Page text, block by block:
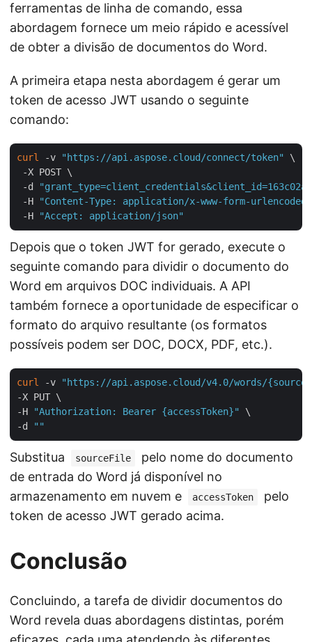
ferramentas de linha de comando, essa
abordagem fornece um meio rápido e acessível
de obter a divisão de documentos do Word.
A primeira etapa nesta abordagem é gerar um
token de acesso JWT usando o seguinte
comando:
curl -v "https://api.aspose.cloud/connect/token"
\
-X POST \
-d
-H
"Content-Type: application/x-www-form-urlencoded"
-H
"Accept: application/json"
Depois que o token JWT for gerado, execute o
seguinte comando para dividir o documento do
Word em arquivos DOC individuais. A API
também fornece a oportunidade de especificar o
formato do arquivo resultante (os formatos
possíveis podem ser DOC, DOCX, PDF, etc.).
curl -v
"https://api.aspose.cloud/v4.0/words/
-X PUT \
-H
"Authorization: Bearer {accessToken}"
\
-d
""
Substitua sourceFile
pelo nome do documento
de entrada do Word já disponível no
armazenamento em nuvem e
accessToken
pelo
token de acesso JWT gerado acima.
Conclusão
Concluindo, a tarefa de dividir documentos do
Word revela duas abordagens distintas, porém